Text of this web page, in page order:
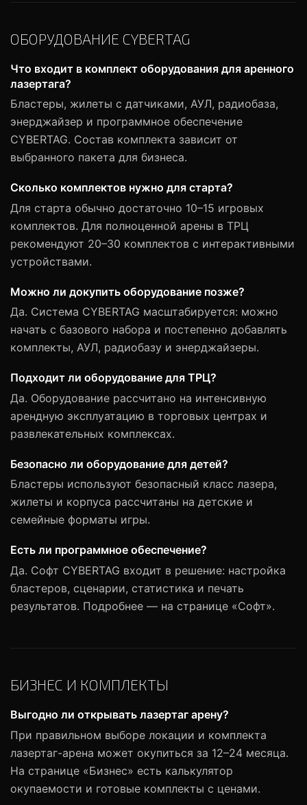
ОБОРУДОВАНИЕ CYBERTAG
Что входит в комплект оборудования для аренного
лазертага?
Бластеры, жилеты с датчиками, АУЛ, радиобаза,
энерджайзер и программное обеспечение
CYBERTAG. Состав комплекта зависит от
выбранного пакета для бизнеса.
Сколько комплектов нужно для старта?
Для старта обычно достаточно 10–15 игровых
комплектов. Для полноценной арены в ТРЦ
рекомендуют 20–30 комплектов с интерактивными
устройствами.
Можно ли докупить оборудование позже?
Да. Система CYBERTAG масштабируется: можно
начать с базового набора и постепенно добавлять
комплекты, АУЛ, радиобазу и энерджайзеры.
Подходит ли оборудование для ТРЦ?
Да. Оборудование рассчитано на интенсивную
арендную эксплуатацию в торговых центрах и
развлекательных комплексах.
Безопасно ли оборудование для детей?
Бластеры используют безопасный класс лазера,
жилеты и корпуса рассчитаны на детские и
семейные форматы игры.
Есть ли программное обеспечение?
Да. Софт CYBERTAG входит в решение: настройка
бластеров, сценарии, статистика и печать
результатов. Подробнее — на странице «Софт».
БИЗНЕС И КОМПЛЕКТЫ
Выгодно ли открывать лазертаг арену?
При правильном выборе локации и комплекта
лазертаг-арена может окупиться за 12–24 месяца.
На странице «Бизнес» есть калькулятор
окупаемости и готовые комплекты с ценами.